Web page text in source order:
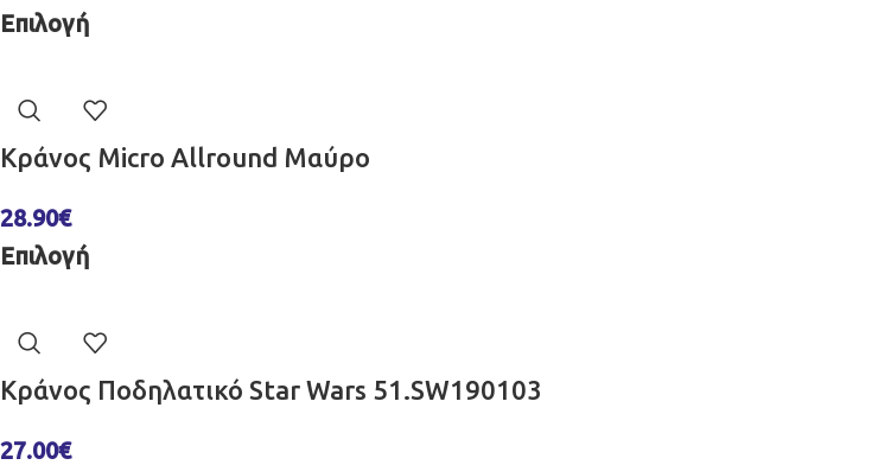
Επιλογή
Κράνος Micro Allround Μαύρο
28.90€
Επιλογή
Κράνος Ποδηλατικό Star Wars 51.SW190103
27.00€